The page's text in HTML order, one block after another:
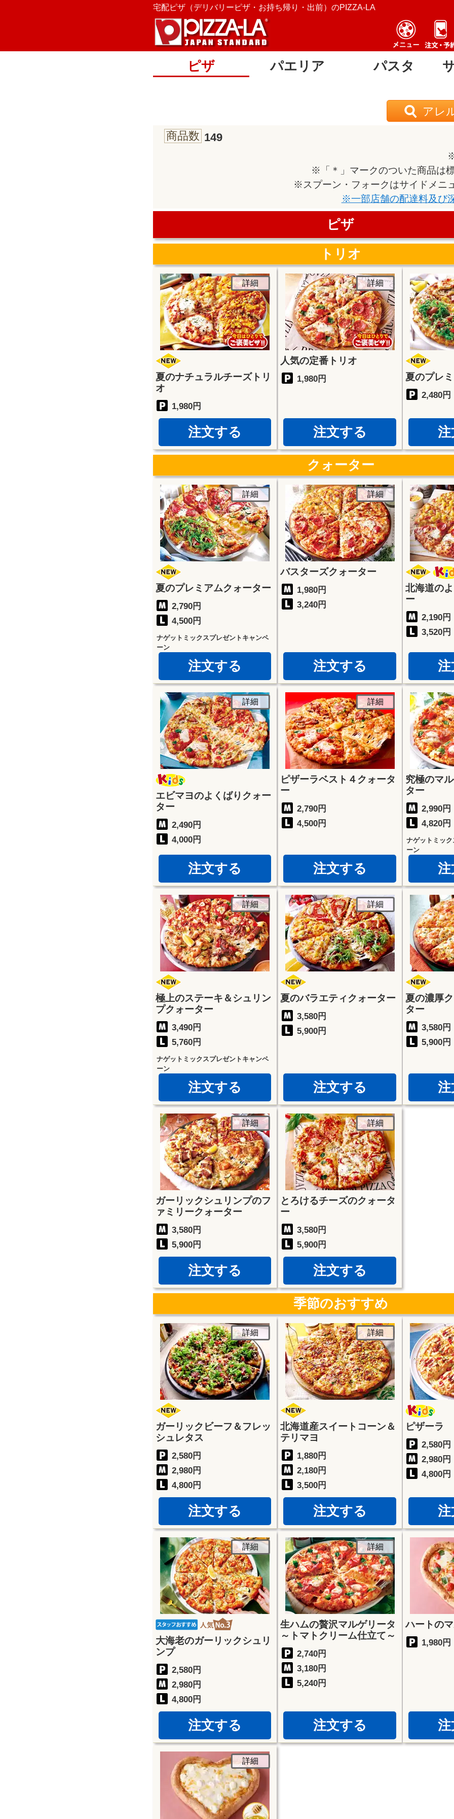
宅配ピザ（デリバリーピザ・お持ち帰り・出前）のPIZZA-LA
ピザ パエリア パスタ
アレ
商品数 149
※「＊」マークのついた商品は
※スプーン・フォークはサイドメニ
※一部店舗の配達料及び
ピザ
トリオ
詳細
夏のナチュラルチーズトリ
オ
1,980円
注文する
詳細
人気の定番トリオ
1,980円
注文する
夏のプレ
2,480円
クォーター
詳細
夏のプレミアムクォーター
2,790円
4,500円
ナゲットミックスプレゼントキャンペ
ーン
注文する
詳細
バスターズクォーター
1,980円
3,240円
注文する
北海道の
ー
2,190円
3,520円
詳細
エビマヨのよくばりクォー
ター
2,490円
4,000円
注文する
詳細
ピザーラベスト４クォータ
ー
2,790円
4,500円
注文する
究極のマ
ター
2,990円
4,820円
ナゲットミッ
ーン
詳細
極上のステーキ＆シュリン
プクォーター
3,490円
5,760円
ナゲットミックスプレゼントキャンペ
ーン
注文する
詳細
夏のバラエティクォーター
3,580円
5,900円
注文する
夏の濃厚
ター
3,580円
5,900円
詳細
ガーリックシュリンプのフ
ァミリークォーター
3,580円
5,900円
注文する
詳細
とろけるチーズのクォータ
ー
3,580円
5,900円
注文する
季節のおすすめ
詳細
ガーリックビーフ＆フレッ
シュレタス
2,580円
2,980円
4,800円
注文する
詳細
北海道産スイートコーン＆
テリマヨ
1,880円
2,180円
3,500円
注文する
ピザーラ
2,580円
2,980円
4,800円
詳細
大海老のガーリックシュリ
ンプ
2,580円
2,980円
4,800円
注文する
詳細
生ハムの贅沢マルゲリータ
～トマトクリーム仕立て～
2,740円
3,180円
5,240円
注文する
ハートの
1,980円
詳細